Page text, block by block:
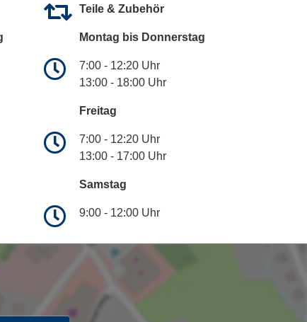
Teile & Zubehör
Montag bis Donnerstag
7:00 - 12:20 Uhr
13:00 - 18:00 Uhr
Freitag
7:00 - 12:20 Uhr
13:00 - 17:00 Uhr
Samstag
9:00 - 12:00 Uhr